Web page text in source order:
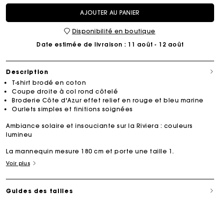
AJOUTER AU PANIER
Disponibilité en boutique
Date estimée de livraison : 11 août - 12 août
Description
T-shirt brodé en coton
Coupe droite à col rond côtelé
Broderie Côte d'Azur effet relief en rouge et bleu marine
Ourlets simples et finitions soignées
Ambiance solaire et insouciante sur la Riviera : couleurs
lumineu
La mannequin mesure 180 cm et porte une taille 1.
Voir plus
Guides des tailles